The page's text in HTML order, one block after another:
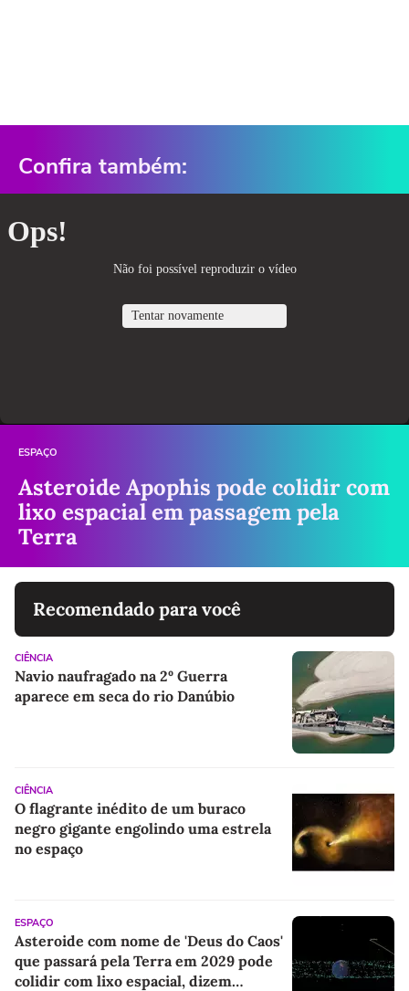
Confira também:
ESPAÇO
Asteroide Apophis pode colidir com
lixo espacial em passagem pela
Terra
Recomendado para você
CIÊNCIA
Navio naufragado na 2º Guerra
aparece em seca do rio Danúbio
CIÊNCIA
O flagrante inédito de um buraco
negro gigante engolindo uma estrela
no espaço
ESPAÇO
Asteroide com nome de 'Deus do Caos'
que passará pela Terra em 2029 pode
colidir com lixo espacial, dizem